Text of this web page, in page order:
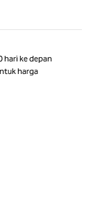
hari ke depan
harga